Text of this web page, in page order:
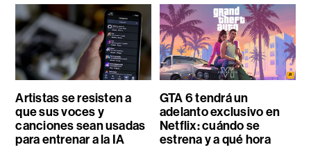
Artistas se resisten a
que sus voces y
canciones sean usadas
para entrenar a la IA
GTA 6 tendrá un
adelanto exclusivo en
Netflix: cuándo se
estrena y a qué hora